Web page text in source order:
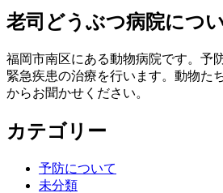
老司どうぶつ病院につ
福岡市南区にある動物病院です。予
緊急疾患の治療を行います。動物た
からお聞かせください。
カテゴリー
予防について
未分類